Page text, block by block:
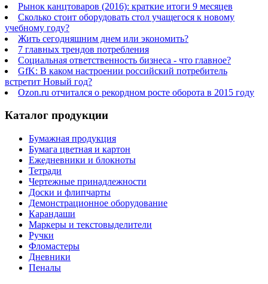
Рынок канцтоваров (2016): краткие итоги 9 месяцев
Сколько стоит оборудовать стол учащегося к новому
учебному году?
Жить сегодняшним днем или экономить?
7 главных трендов потребления
Социальная ответственность бизнеса - что главное?
GfK: В каком настроении российский потребитель
встретит Новый год?
Ozon.ru отчитался о рекордном росте оборота в 2015 году
Каталог продукции
Бумажная продукция
Бумага цветная и картон
Ежедневники и блокноты
Тетради
Чертежные принадлежности
Доски и флипчарты
Демонстрационное оборудование
Карандаши
Маркеры и текстовыделители
Ручки
Фломастеры
Дневники
Пеналы